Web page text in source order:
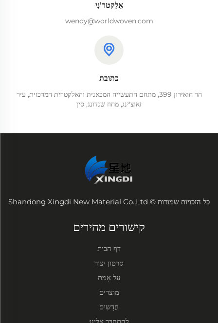
אֶלֶקטרוֹנִי
wendy@worldwoven.com
כתובת
הר חואירון 399, מתחם התעשייה המכאנית והאלקטרית המרכזית, עיר
זאוצ'ינג, מחוז שנדונג, סין
כל הזכויות שמורות © Shandong Xingdi New Material Co.,Ltd
קישורים מהירים
דף הבית
סרטון יצור
עַל אָמַת
מוצרים
חֲדָשִים